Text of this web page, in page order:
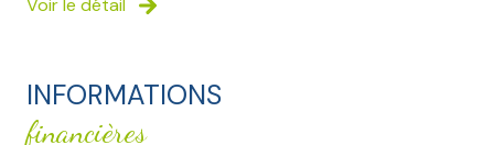
Voir le détail
INFORMATIONS
financières